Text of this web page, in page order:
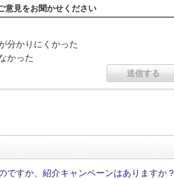
意見をお聞かせください
分かりにくかった
かった
ですか、紹介キャンペーンはありますか？